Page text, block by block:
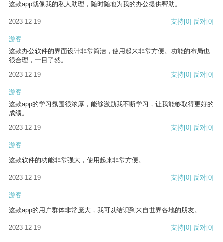
这款app就像我的私人助理，随时随地为我的办公提供帮助。
2023-12-19 支持[0] 反对[0]
游客
这款办公软件的界面设计非常简洁，使用起来非常方便。功能的布局也
很合理，一目了然。
2023-12-19
支持[0] 反对[0]
游客
这款app的学习氛围很浓厚，能够激励我不断学习，让我能够取得更好的
成绩。
2023-12-19
支持[0] 反对[0]
游客
这款软件的功能非常强大，使用起来非常方便。
2023-12-19 支持[0] 反对[0]
游客
这款app的用户群体非常庞大，我可以结识到来自世界各地的朋友。
2023-12-19 支持[0] 反对[0]